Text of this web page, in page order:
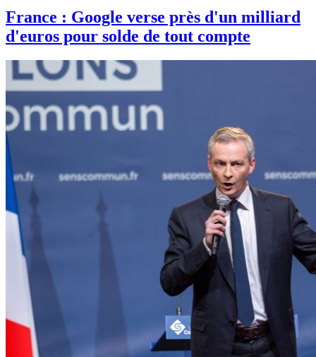
France : Google verse près d'un milliard
d'euros pour solde de tout compte